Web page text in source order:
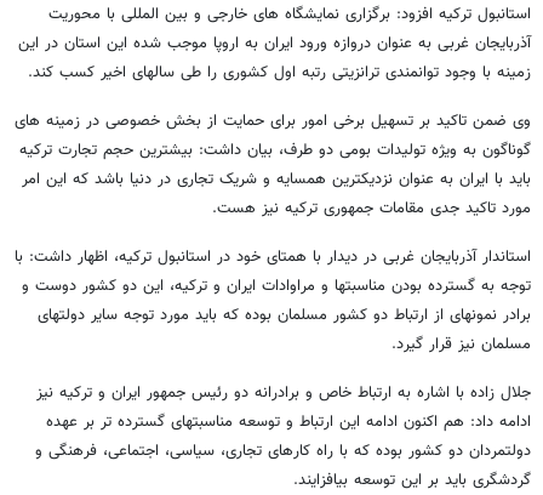
استانبول ترکیه افزود: برگزاری نمایشگاه های خارجی و بین المللی با محوریت
آذربایجان غربی به عنوان دروازه ورود ایران به اروپا موجب شده این استان در این
زمینه با وجود توانمندی ترانزیتی رتبه اول کشوری را طی سالهای اخیر کسب کند.
وی ضمن تاکید بر تسهیل برخی امور برای حمایت از بخش خصوصی در زمینه های
گوناگون به ویژه تولیدات بومی دو طرف، بیان داشت: بیشترین حجم تجارت ترکیه
باید با ایران به عنوان نزدیکترین همسایه و شریک تجاری در دنیا باشد که این امر
مورد تاکید جدی مقامات جمهوری ترکیه نیز هست.
استاندار آذربایجان غربی در دیدار با همتای خود در استانبول ترکیه، اظهار داشت: با
توجه به گسترده بودن مناسبتها و مراوادات ایران و ترکیه، این دو کشور دوست و
برادر نمونهای از ارتباط دو کشور مسلمان بوده که باید مورد توجه سایر دولتهای
مسلمان نیز قرار گیرد.
جلال زاده با اشاره به ارتباط خاص و برادرانه دو رئیس جمهور ایران و ترکیه نیز
ادامه داد: هم اکنون ادامه این ارتباط و توسعه مناسبتهای گسترده تر بر عهده
دولتمردان دو کشور بوده که با راه کارهای تجاری، سیاسی، اجتماعی، فرهنگی و
گردشگری باید بر این توسعه بیافزایند.